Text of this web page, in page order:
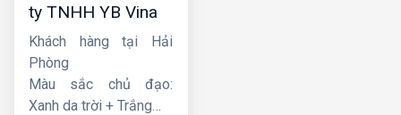
ty TNHH YB Vina
Khách hàng tại Hải
Phòng
Màu sắc chủ đạo:
Xanh da trời + Trắng